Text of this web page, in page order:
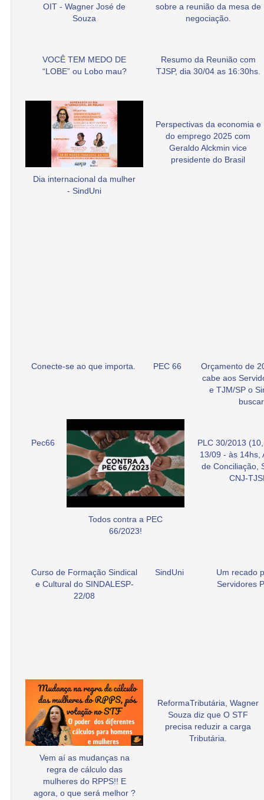
OIT - Wagner José de
Souza
sobre a reunião da mesa de
negociação.
VOCÊ TEM MEDO DE
“LOBE” ou Lobo mau?
Resumo da Reunião com
TJSP, dia 30/04 as 16:30hs.
Dia internacional da mulher
- SindUni
Perspectivas da economia e
do emprego 2025 com
Geraldo Alckmin vice
presidente do Brasil
Conecte-se ao que importa. PEC 66
Orçamento de
cabe aos
e TJM/SP o
Pec66
Todos contra a PEC
66/2023!
PLC 30/2013
13/09 - às 14hs,
de Conciliação,
CNJ-
Curso de Formação Sindical
e Cultural do SINDALESP-
22/08
SindUni
Um recado
Servidores
Vem aí as mudanças na
regra de cálculo das
mulheres do RPPS!! E
agora, o que será melhor ?
ReformaTributária, Wagner
Souza diz que O STF
precisa reduzir a carga
Tributária.